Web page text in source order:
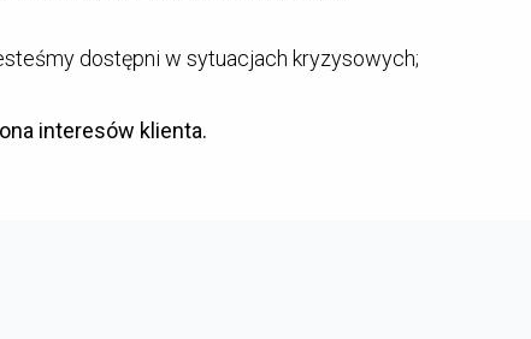
dostępni w sytuacjach kryzysowych;
interesów klienta.